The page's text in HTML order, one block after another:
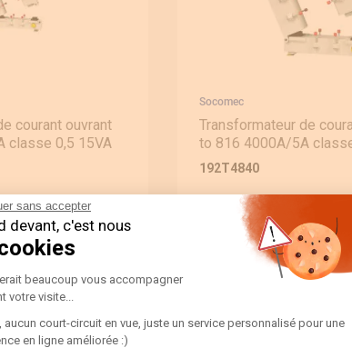
sans accepter
devant, c'est nous
de Gestion du
beaucoup vous accompagner
votre visite...
aucun court-circuit en vue, juste un service personnalisé pour une
en ligne améliorée :)
courant ouvrant
classe 0,5 15VA
€
24/48h
Socomec
Transformateur de
to 816 4000A/5A
192T4840
707,90 €
expédié sous 24/48h